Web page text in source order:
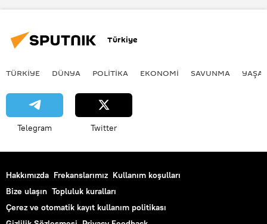
Dezenformasyonla Mücadele Merkezi
Türkiye
TÜRKIYE DÜNYA POLİTİKA EKONOMİ SAVUNMA
Telegram Twitter
Hakkımızda Frekanslarımız Kullanım koşulları
Bize ulaşın Topluluk kuralları
Çerez ve otomatik kayıt kullanım politikası